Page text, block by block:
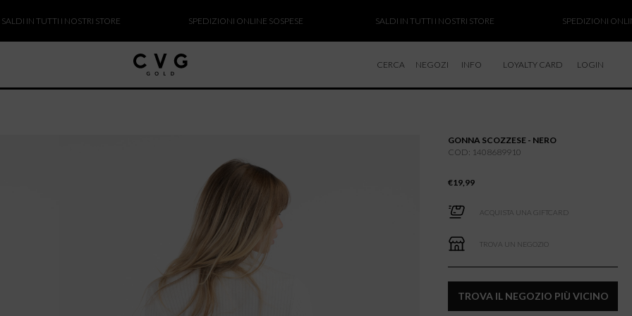
IN TUTTI I NOSTRI STORE SPEDIZIONI ONLINE SOSPESE SALDI IN TUTTI I NOSTRI STORE SPEDIZIONI ONLINE
CERCA NEGOZI INFO
RESI E RIMBORSI
LOYALTY CARD LOGIN
GONNA SCOZZESE - NERO
COD: 1408689910
€19,99
ACQUISTA UNA GIFTCARD
TROVA UN NEGOZIO
TROVA IL NEGOZIO PIÙ VICINO